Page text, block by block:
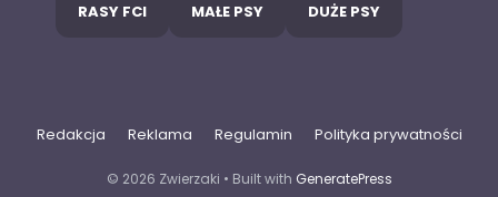
RASY FCI MAŁE PSY DUŻE PSY
Redakcja Reklama Regulamin Polityka prywatności
© 2026 Zwierzaki • Built with GeneratePress